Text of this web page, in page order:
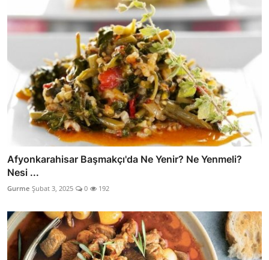
Afyonkarahisar Başmakçı'da Ne Yenir? Ne Yenmeli?
Nesi ...
Gurme Şubat 3, 2025 0 192